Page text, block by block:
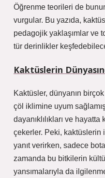
Öğrenme teorileri de
vurgular. Bu yazıda,
pedagojik yaklaşımlar ve
tür derinlikler
Kaktüslerin
Kaktüsler, dünyanın
çöl iklimine uyum
dayanıklılıkları ve
çekerler. Peki, kaktüslerin
yanıt verirken, sadece
zamanda bu bitkilerin
yansımalarıyla da